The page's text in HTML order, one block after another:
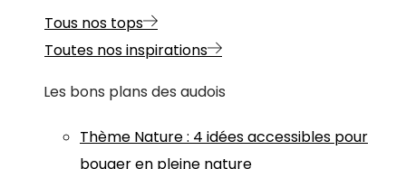
Tous nos tops
Toutes nos inspirations
Les bons plans des audois
Thème Nature: 4 idées accessibles pour
bouger en pleine nature